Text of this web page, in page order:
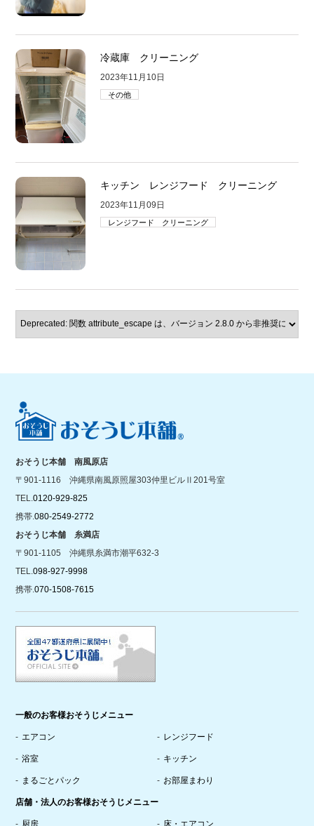
冷蔵庫 クリーニング
2023年11月10日
その他
キッチン レンジフード クリーニング
2023年11月09日
レンジフード クリーニング
おそうじ本舗 南風原店
〒901-1116 沖縄県南風原照屋303仲里ビルⅡ201号室
TEL.0120-929-825
携帯.080-2549-2772
おそうじ本舗 糸満店
〒901-1105 沖縄県糸満市潮平632-3
TEL.098-927-9998
携帯.070-1508-7615
一般のお客様おそうじメニュー
エアコン レンジフード
浴室 キッチン
まるごとパック お部屋まわり
店舗・法人のお客様おそうじメニュー
厨房 床・エアコン